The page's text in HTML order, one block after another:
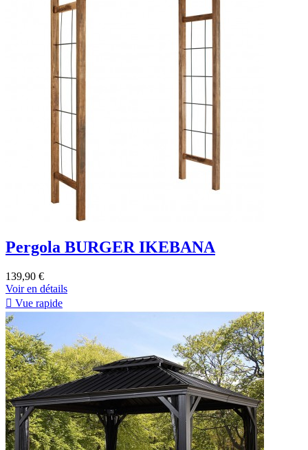
Pergola BURGER IKEBANA
139,90 €
Voir en détails
 Vue rapide